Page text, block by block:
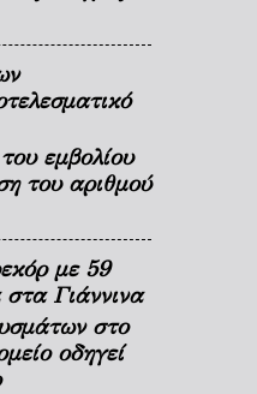
εμβολίου
του αριθμού
με 59
Γιάννινα
στο
οδηγεί